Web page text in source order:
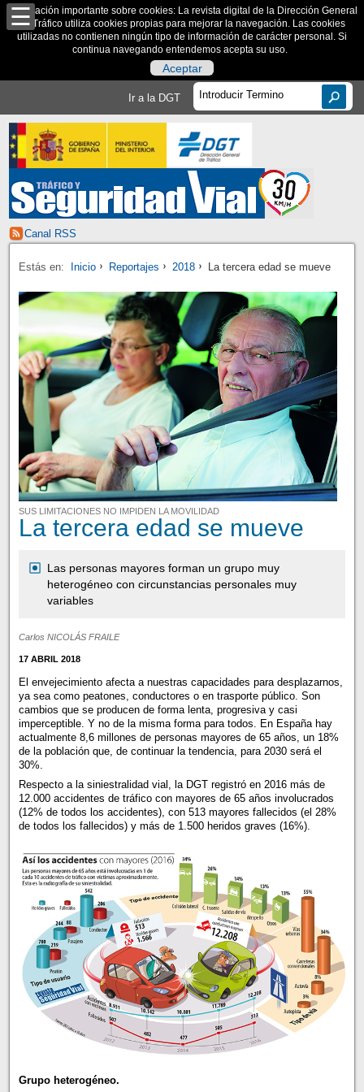
Información importante sobre cookies: La revista digital de la Dirección General
de Tráfico utiliza cookies propias para mejorar la navegación. Las cookies
utilizadas no contienen ningún tipo de información de carácter personal. Si
continua navegando entendemos acepta su uso.
Aceptar
Ir a la DGT
Canal RSS
Estás en: Inicio Reportajes 2018 La tercera edad se mueve
SUS LIMITACIONES NO IMPIDEN LA MOVILIDAD
La tercera edad se mueve
Las personas mayores forman un grupo muy
heterogéneo con circunstancias personales muy
variables
Carlos NICOLÁS FRAILE
17 ABRIL 2018
El envejecimiento afecta a nuestras capacidades para desplazarnos,
ya sea como peatones, conductores o en trasporte público. Son
cambios que se producen de forma lenta, progresiva y casi
imperceptible. Y no de la misma forma para todos. En España hay
actualmente 8,6 millones de personas mayores de 65 años, un 18%
de la población que, de continuar la tendencia, para 2030 será el
30%.
Respecto a la siniestralidad vial, la DGT registró en 2016 más de
12.000 accidentes de tráfico con mayores de 65 años involucrados
(12% de todos los accidentes), con 513 mayores fallecidos (el 28%
de todos los fallecidos) y más de 1.500 heridos graves (16%).
Grupo heterogéneo.